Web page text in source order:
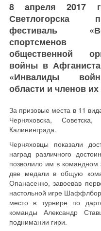
8 апреля 2017
Светлогорска
фестиваль
спортсменов
общественной
войны в
«Инвалиды
области и членов
За призовые места в 11
Черняховска,
Калининграда.
Черняховцы показали
наград различного
позволило им в командном
две медали в общую
Опанасенко, завоевав
настольной игре
место в турнире по
команды Александр
поднимании гири.